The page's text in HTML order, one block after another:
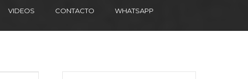
VIDEOS CONTACTO WHATSAPP